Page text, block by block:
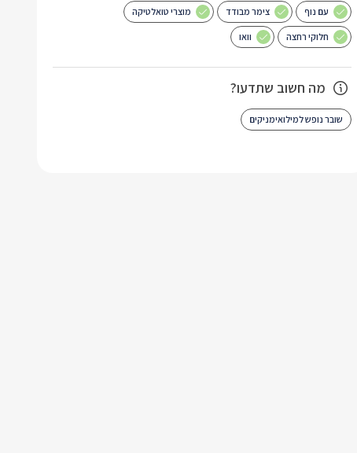
עם נוף צימר מבודד מוצרי טואלטיקה
חלוקי רחצה וואו
מה חשוב שתדעו?
שובר נופש למילואימניקים